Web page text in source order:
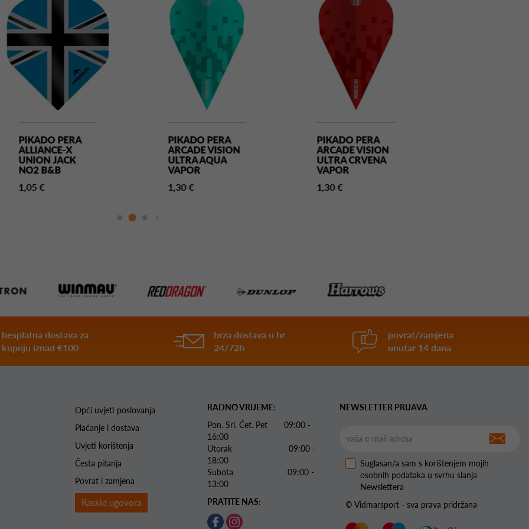
PIKADO PERA
ALLIANCE-X
UNION JACK
NO2 B&B
1,05 €
PIKADO PERA
ARCADE VISION
ULTRA AQUA
VAPOR
1,30 €
PIKADO PERA
ARCADE VISION
ULTRA CRVENA
VAPOR
1,30 €
besplatna dostava za
kupnju iznad €100
brza dostava u hr
24/72h
povrat/zamjena
unutar 14 dana
Opći uvjeti poslovanja
Plaćanje i dostava
Uvjeti korištenja
Česta pitanja
Povrat i zamjena
Raskid ugovora
RADNO VRIJEME:
Pon. Sri. Čet. Pet 09:00 -
16:00
Utorak 09:00 -
18:00
Subota 09:00 -
13:00
PRATITE NAS:
NEWSLETTER PRIJAVA
Suglasan/a sam s korištenjem mojih
osobnih podataka u svrhu slanja
Newslettera
© Vidmarsport - sva prava pridržana